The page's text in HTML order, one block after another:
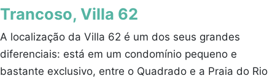
Trancoso, Villa 62
A localização da Villa 62 é um dos seus grandes
diferenciais: está em um condomínio pequeno e
bastante exclusivo, entre o Quadrado e a Praia do Rio